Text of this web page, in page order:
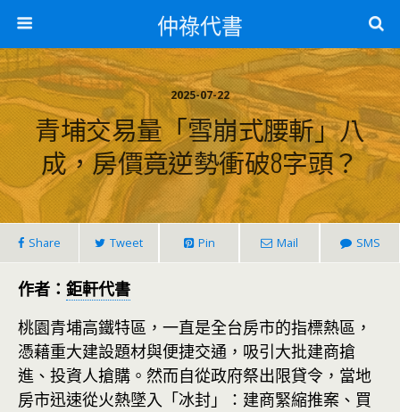
仲祿代書
2025-07-22
青埔交易量「雪崩式腰斬」八
成，房價竟逆勢衝破8字頭？
Share Tweet Pin Mail SMS
作者： 鉅軒代書
桃園青埔高鐵特區，一直是全台房市的指標熱區，
憑藉重大建設題材與便捷交通，吸引大批建商搶
進、投資人搶購。然而自從政府祭出限貸令，當地
房市迅速從火熱墜入「冰封」：建商緊縮推案、買